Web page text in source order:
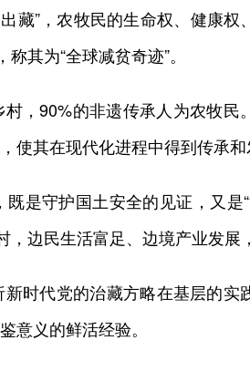
藏”，农牧民的生命权、健康
其为“全球减贫奇迹”。
90%的非遗传承人为农牧民
使其在现代化进程中得到传承和
守护国土安全的见证，又是
边民生活富足、边境产业发展
代党的治藏方略在基层的实
意义的鲜活经验。